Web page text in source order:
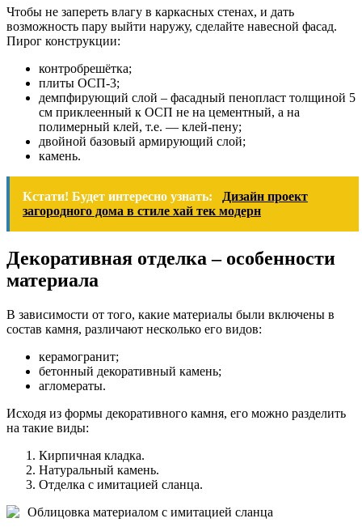
Чтобы не запереть влагу в каркасных стенах, и дать
возможность пару выйти наружу, сделайте навесной фасад.
Пирог конструкции:
контробрешётка;
плиты ОСП-3;
демпфирующий слой – фасадный пенопласт толщиной 5
см приклеенный к ОСП не на цементный, а на
полимерный клей, т.е. — клей-пену;
двойной базовый армирующий слой;
камень.
Кстати! Будет интересно узнать:
Дизайн проект
загородного дома в стиле хай тек модерн
Декоративная отделка – особенности
материала
В зависимости от того, какие материалы были включены в
состав камня, различают несколько его видов:
керамогранит;
бетонный декоративный камень;
агломераты.
Исходя из формы декоративного камня, его можно разделить
на такие виды:
Кирпичная кладка.
Натуральный камень.
Отделка с имитацией сланца.
Облицовка материалом с имитацией сланца